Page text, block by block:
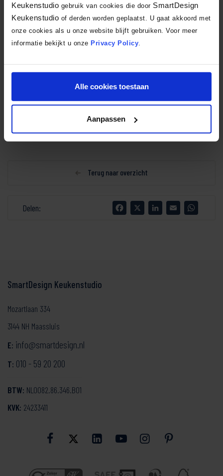
Keukenstudio gebruik van cookies die door SmartDesign
Keukenstudio of derden worden geplaatst. U gaat akkoord met
onze cookies als u onze website blijft gebruiken. Voor meer
informatie bekijkt u onze Privacy Policy
Alle cookies toestaan
Aanpassen
Terug naar overzicht
Delen: Facebook LinkedInEmail
SmartDesign Keukenstudio
Mozartlaan 334
3144 NH Maassluis
E: info@smartdesign.nl
T: 010 - 59 20 200
BTW: NL0082.86.346.B01
KVK: 24233411